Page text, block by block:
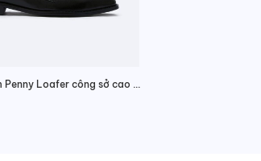
Giày da nam Penny Loafer công sở cao cấp